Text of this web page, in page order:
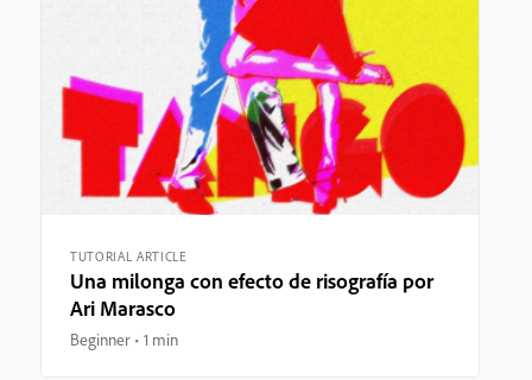
TUTORIAL ARTICLE
Una milonga con efecto de risografía por
Ari Marasco
Beginner 1 min